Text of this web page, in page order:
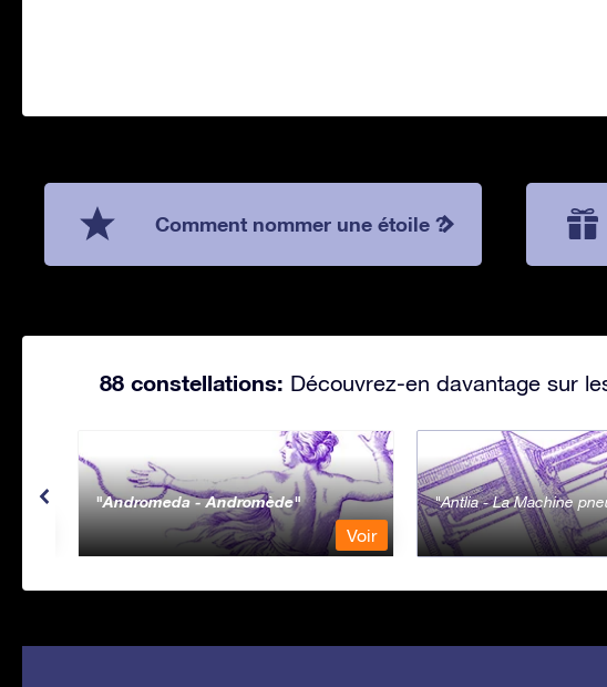
Comment nommer une étoile ?
88 constellations: Découvrez-en davantage sur
Andromeda - Andromède
Voir
Antlia - La Machine